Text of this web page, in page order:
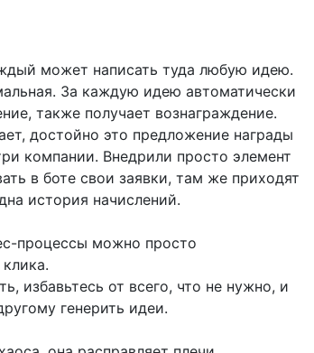
может написать туда любую идею.
За каждую идею автоматически
также получает вознаграждение.
достойно это предложение награды
компании. Внедрили просто элемент
в боте свои заявки, там же приходят
история начислений.
процессы можно просто
избавьтесь от всего, что не нужно, и
генерить идеи.